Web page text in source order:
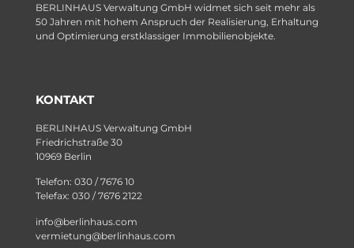
BERLINHAUS Verwaltung GmbH widmet sich seit mehr als
50 Jahren mit hohem Anspruch der Realisierung, Erhaltung
und Optimierung erstklassiger Immobilienobjekte.
KONTAKT
BERLINHAUS Verwaltung GmbH
Friedrichstraße 30
10969 Berlin
Telefon: 030 / 7676 10
Telefax: 030 / 7676 2122
info@berlinhaus.com
vermietung@berlinhaus.com